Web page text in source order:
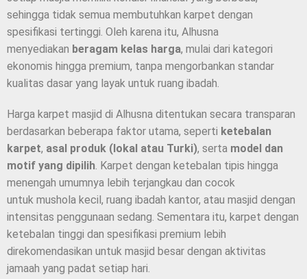
sehingga tidak semua membutuhkan karpet dengan
spesifikasi tertinggi. Oleh karena itu, Alhusna
menyediakan beragam kelas harga, mulai dari kategori
ekonomis hingga premium, tanpa mengorbankan standar
kualitas dasar yang layak untuk ruang ibadah.
Harga karpet masjid di Alhusna ditentukan secara transparan
berdasarkan beberapa faktor utama, seperti ketebalan
karpet, asal produk (lokal atau Turki), serta model dan
motif yang dipilih. Karpet dengan ketebalan tipis hingga
menengah umumnya lebih terjangkau dan cocok
untuk mushola kecil, ruang ibadah kantor, atau masjid dengan
intensitas penggunaan sedang. Sementara itu, karpet dengan
ketebalan tinggi dan spesifikasi premium lebih
direkomendasikan untuk masjid besar dengan aktivitas
jamaah yang padat setiap hari.